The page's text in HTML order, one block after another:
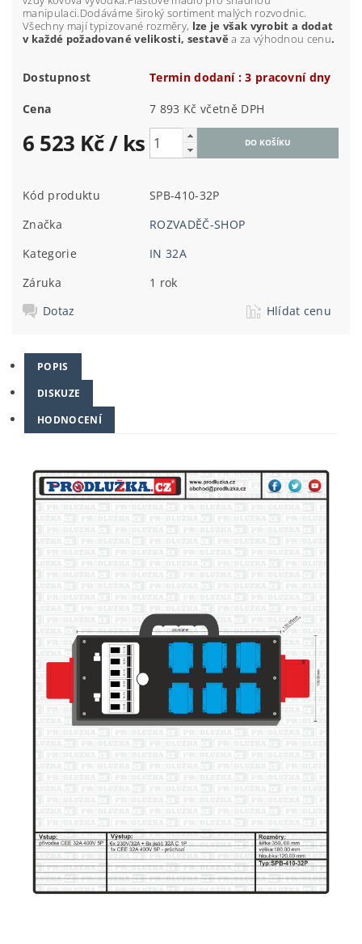
manipulaci.Dodáváme široký sortiment malých rozvodnic.
Všechny mají typizované rozměry, lze je však vyrobit a dodat
v každé požadované velikosti, sestavěa za výhodnou cenu.
Dostupnost Termin dodaní : 3 pracovní dny
Cena 7 893 Kč včetně DPH
6 523 Kč/ ks
Kód produktu
SPB-410-32P
Značka
ROZVADĚČ-SHOP
Kategorie
IN 32A
Záruka
1 rok
Dotaz
Hlídat cenu
POPIS
DISKUZE
HODNOCENÍ